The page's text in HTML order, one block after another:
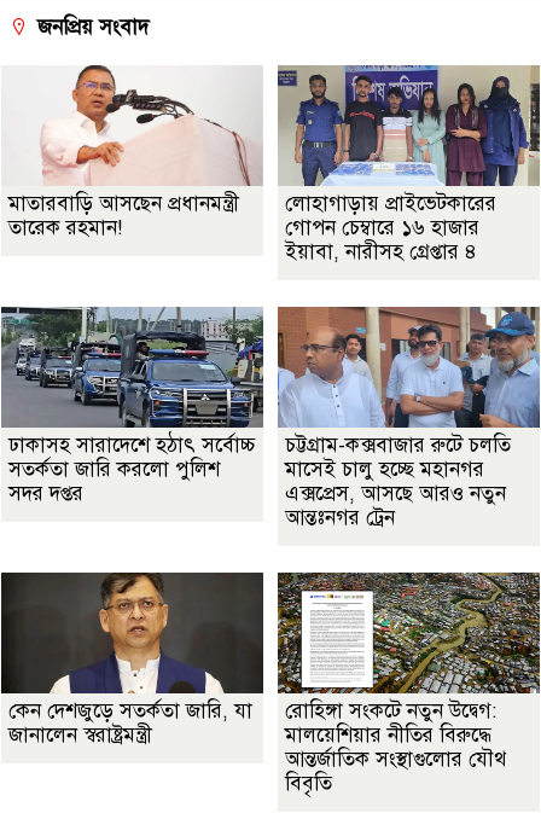
জনপ্রিয় সংবাদ
মাতারবাড়ি আসছেন প্রধানমন্ত্রী
তারেক রহমান!
লোহাগাড়ায় প্রাইভেটকারের
গোপন চেম্বারে ১৬ হাজার
ইয়াবা, নারীসহ গ্রেপ্তার ৪
ঢাকাসহ সারাদেশে হঠাৎ সর্বোচ্চ
সতর্কতা জা‌রি করলো পুলিশ
সদর দপ্তর
চট্টগ্রাম-কক্সবাজার রুটে চলতি
মাসেই চালু হচ্ছে মহানগর
এক্সপ্রেস, আসছে আরও নতুন
আন্তঃনগর ট্রেন
কেন দেশজুড়ে সতর্কতা জারি, যা
জানালেন স্বরাষ্ট্রমন্ত্রী
রোহিঙ্গা সংকটে নতুন উদ্বেগ:
মালয়েশিয়ার নীতির বিরুদ্ধে
আন্তর্জাতিক সংস্থাগুলোর যৌথ
বিবৃতি